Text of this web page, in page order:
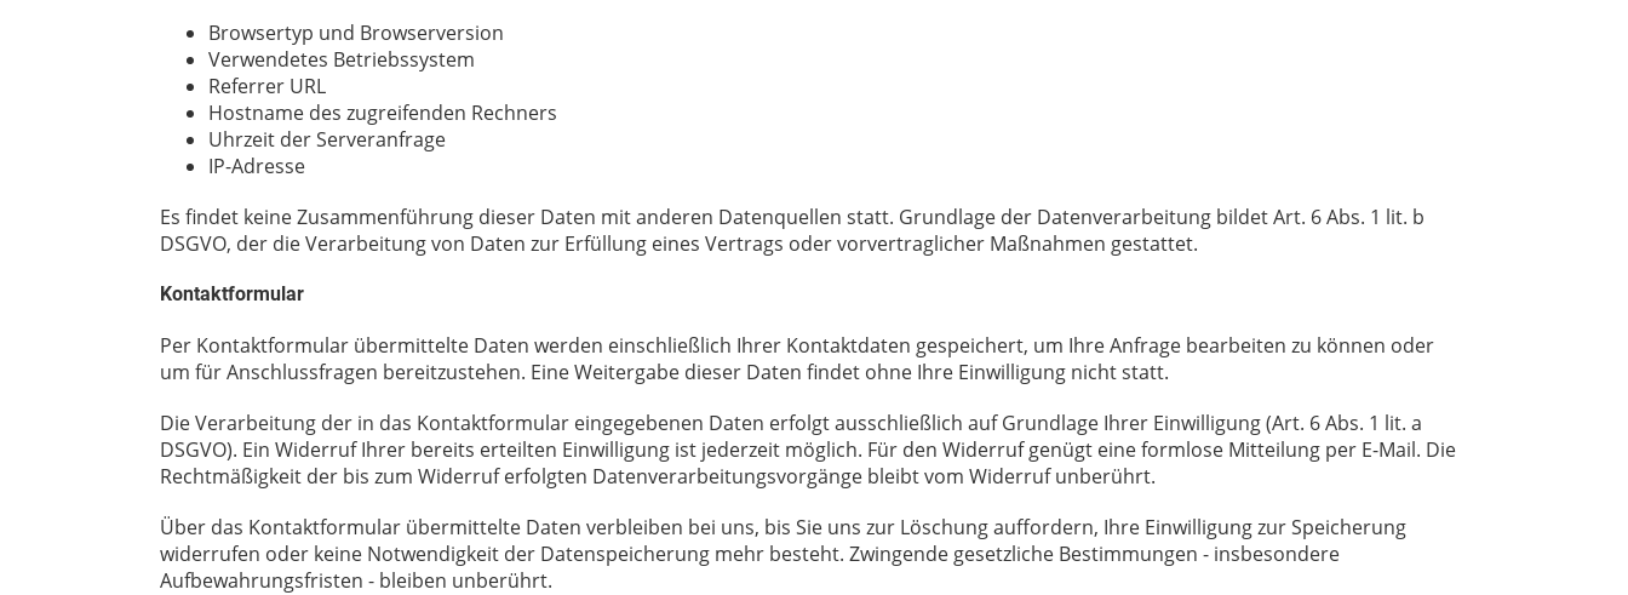
Browsertyp und Browserversion
Verwendetes Betriebssystem
Referrer URL
Hostname des zugreifenden Rechners
Uhrzeit der Serveranfrage
IP-Adresse
Es findet keine Zusammenführung dieser Daten mit anderen Datenquellen statt. Grundlage der Datenverarbeitung bildet Art. 6 Abs. 1 lit. b
DSGVO, der die Verarbeitung von Daten zur Erfüllung eines Vertrags oder vorvertraglicher Maßnahmen gestattet.
Kontaktformular
Per Kontaktformular übermittelte Daten werden einschließlich Ihrer Kontaktdaten gespeichert, um Ihre Anfrage bearbeiten zu können oder
um für Anschlussfragen bereitzustehen. Eine Weitergabe dieser Daten findet ohne Ihre Einwilligung nicht statt.
Die Verarbeitung der in das Kontaktformular eingegebenen Daten erfolgt ausschließlich auf Grundlage Ihrer Einwilligung (Art. 6 Abs. 1 lit. a
DSGVO). Ein Widerruf Ihrer bereits erteilten Einwilligung ist jederzeit möglich. Für den Widerruf genügt eine formlose Mitteilung per E-Mail. Die
Rechtmäßigkeit der bis zum Widerruf erfolgten Datenverarbeitungsvorgänge bleibt vom Widerruf unberührt.
Über das Kontaktformular übermittelte Daten verbleiben bei uns, bis Sie uns zur Löschung auffordern, Ihre Einwilligung zur Speicherung
widerrufen oder keine Notwendigkeit der Datenspeicherung mehr besteht. Zwingende gesetzliche Bestimmungen - insbesondere
Aufbewahrungsfristen - bleiben unberührt.